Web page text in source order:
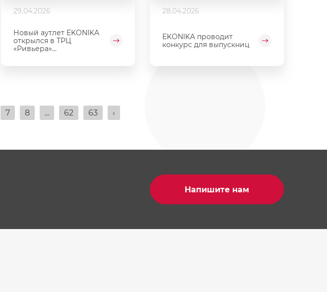
29.04.2026
Новый аутлет EKONIKA
открылся в ТРЦ
«Ривьера»...
28.04.2026
EKONIKA проводит
конкурс для выпускниц
7 8 ... 62 63 ›
Напишите нам